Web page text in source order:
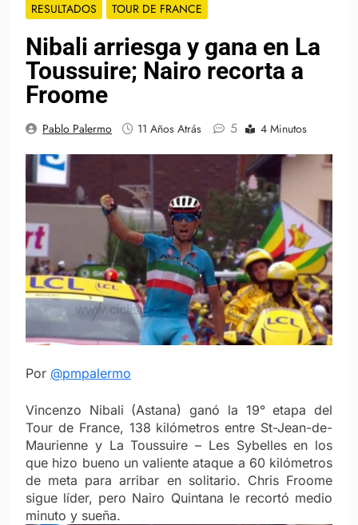
RESULTADOS TOUR DE FRANCE
Nibali arriesga y gana en La
Toussuire; Nairo recorta a
Froome
Pablo Palermo 11 Años Atrás 5 4 Minutos
Por @pmpalermo
Vincenzo Nibali (Astana) ganó la 19° etapa del
Tour de France, 138 kilómetros entre St-Jean-de-
Maurienne y La Toussuire – Les Sybelles en los
que hizo bueno un valiente ataque a 60 kilómetros
de meta para arribar en solitario. Chris Froome
sigue líder, pero Nairo Quintana le recortó medio
minuto y sueña.